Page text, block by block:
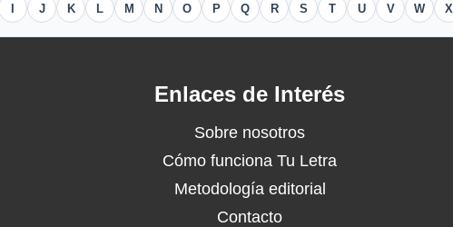
J K L M N O P Q R S T U V W X
Enlaces de Interés
Sobre nosotros
Cómo funciona Tu Letra
Metodología editorial
Contacto